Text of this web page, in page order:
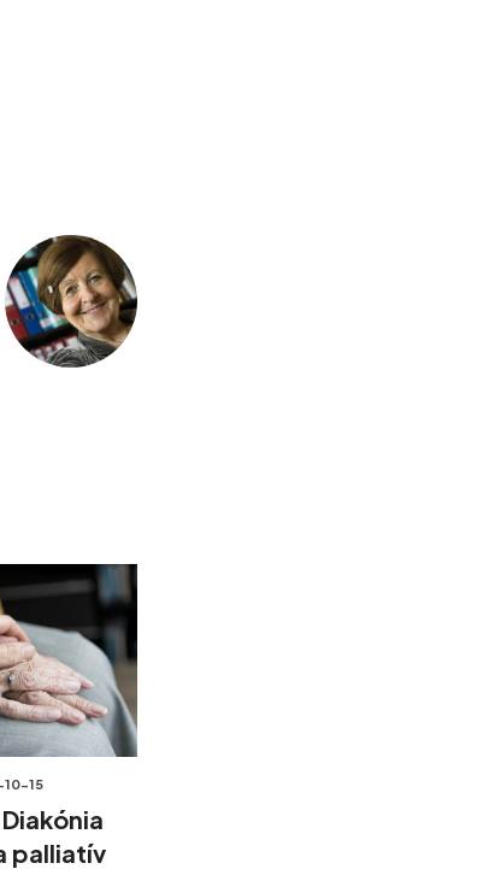
10-15
palliatív